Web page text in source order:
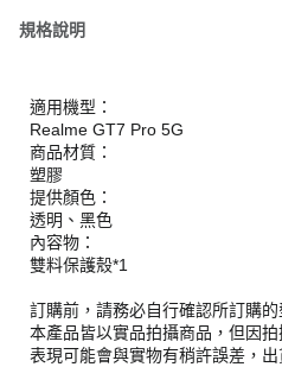
規格說明
適用機型：
Realme GT7 Pro 5G
商品材質：
塑膠
提供顏色：
透明、黑色
內容物：
雙料保護殼*1
訂購前，請務必自行確認所訂購
本產品皆以實品拍攝商品，但因
表現可能會與實物有稍許誤差，出